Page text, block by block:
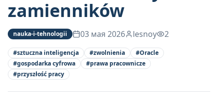
zamienników
nauka-i-tehnologii 03 мая 2026 lesnoy 2
#sztuczna inteligencja #zwolnienia #Oracle
#gospodarka cyfrowa #prawa pracownicze
#przyszłość pracy